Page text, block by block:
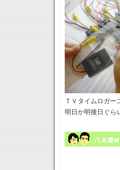
ＴＶタイムロガー
明日か明後日ぐら